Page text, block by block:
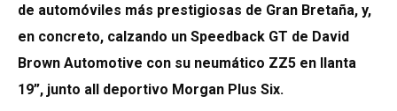
de automóviles más prestigiosas de Gran Bretaña, y,
en concreto, calzando un Speedback GT de David
Brown Automotive con su neumático ZZ5 en llanta
19”, junto all deportivo Morgan Plus Six.